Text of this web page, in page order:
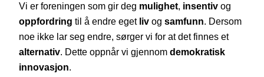
Vi er foreningen som gir deg mulighet, insentiv og
oppfordring til å endre eget liv og samfunn. Dersom
noe ikke lar seg endre, sørger vi for at det finnes et
alternativ. Dette oppnår vi gjennom demokratisk
innovasjon.